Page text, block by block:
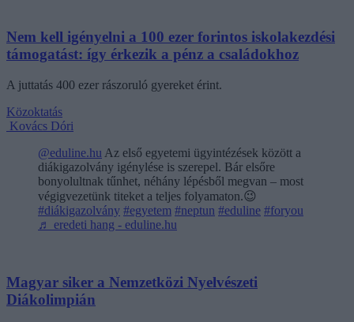
Nem kell igényelni a 100 ezer forintos iskolakezdési
támogatást: így érkezik a pénz a családokhoz
A juttatás 400 ezer rászoruló gyereket érint.
Közoktatás
Kovács Dóri
@eduline.hu Az első egyetemi ügyintézések között a
diákigazolvány igénylése is szerepel. Bár elsőre
bonyolultnak tűnhet, néhány lépésből megvan – most
végigvezetünk titeket a teljes folyamaton.😉
#diákigazolvány #egyetem #neptun #eduline #foryou
♬ eredeti hang - eduline.hu
Magyar siker a Nemzetközi Nyelvészeti
Diákolimpián